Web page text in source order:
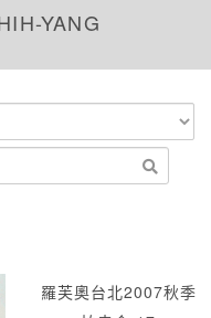
YANG
羅芙奧台北2007秋季